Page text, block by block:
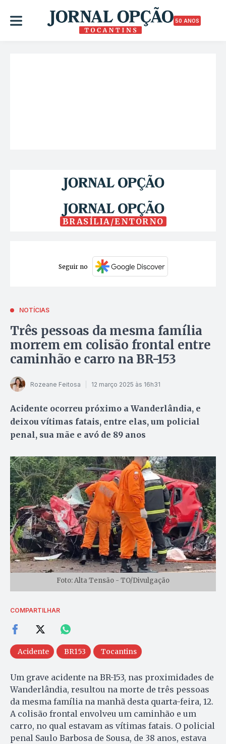
50 ANOS
BRASÍLIA/ENTORNO
Seguir no
NOTÍCIAS
Três pessoas da mesma família
morrem em colisão frontal entre
caminhão e carro na BR-153
Rozeane Feitosa 12 março 2025 às 16h31
Acidente ocorreu próximo a Wanderlândia, e
deixou vítimas fatais, entre elas, um policial
penal, sua mãe e avó de 89 anos
Foto: Alta Tensão - TO/Divulgação
COMPARTILHAR
Acidente BR153 Tocantins
Um grave acidente na BR-153, nas proximidades de
Wanderlândia, resultou na morte de três pessoas
da mesma família na manhã desta quarta-feira, 12.
A colisão frontal envolveu um caminhão e um
carro, no qual estavam as vítimas fatais. O policial
penal Saulo Barbosa de Sousa, de 38 anos, estava